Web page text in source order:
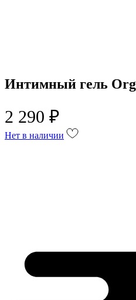
Интимный гель
2 290 ₽
Нет в наличии